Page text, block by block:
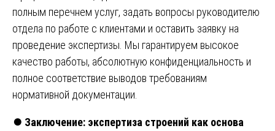
полным перечнем услуг, задать вопросы руководителю
отдела по работе с клиентами и оставить заявку на
проведение экспертизы. Мы гарантируем высокое
качество работы, абсолютную конфиденциальность и
полное соответствие выводов требованиям
нормативной документации.
⏺️ Заключение: экспертиза строений как основа